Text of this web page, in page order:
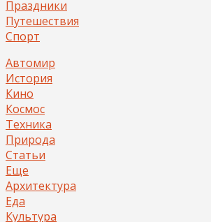
Праздники
Путешествия
Спорт
Автомир
История
Кино
Космос
Техника
Природа
Статьи
Еще
Архитектура
Еда
Культура